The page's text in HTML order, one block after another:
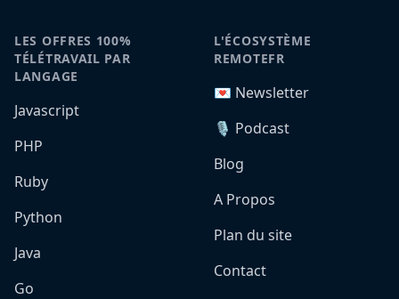
LES OFFRES 100%
TÉLÉTRAVAIL PAR
LANGAGE
Javascript
PHP
Ruby
Python
Java
Go
L'ÉCOSYSTÈME
REMOTEFR
💌 Newsletter
🎙️ Podcast
Blog
A Propos
Plan du site
Contact